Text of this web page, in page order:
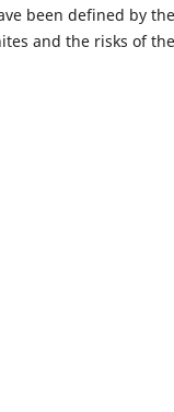
been defined by
and the risks of